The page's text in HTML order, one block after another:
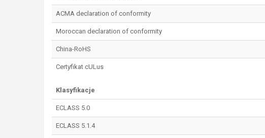
ACMA declaration of conformity
Moroccan declaration of conformity
China-RoHS
Certyfikat cULus
Klasyfikacje
ECLASS 5.0
ECLASS 5.1.4